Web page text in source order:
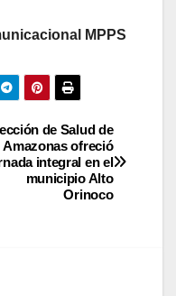
MPPS
de Salud de
Amazonas ofreció
integral en el
municipio Alto
Orinoco